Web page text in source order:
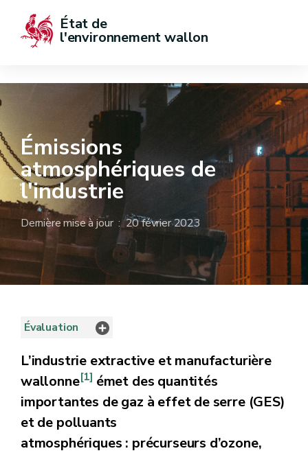
État de
l'environnement wallon
Émissions
atmosphériques de
l'industrie
Dernière mise à jour : 20 février 2023
Évaluation
L’industrie extractive et manufacturière
wallonne[1] émet des quantités
importantes de gaz à effet de serre (GES)
et de polluants
atmosphériques : précurseurs d’ozone,